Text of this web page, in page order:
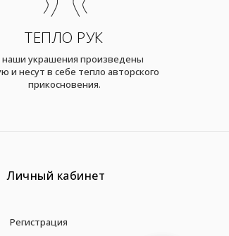
ТЕПЛО РУК
наши украшения произведены
и несут в себе тепло авторского
прикосновения.
Личный кабинет
Регистрация